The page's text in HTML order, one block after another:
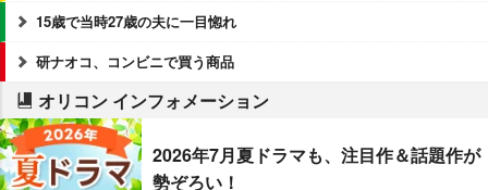
15歳で当時27歳の夫に一目惚れ
研ナオコ、コンビニで買う商品
オリコン インフォメーション
2026年7月夏ドラマも、注目作＆話題作が
勢ぞろい！